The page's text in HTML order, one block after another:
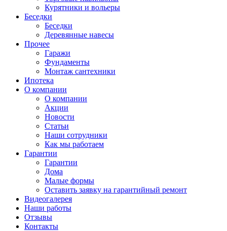
Курятники и вольеры
Беседки
Беседки
Деревянные навесы
Прочее
Гаражи
Фундаменты
Монтаж сантехники
Ипотека
О компании
О компании
Акции
Новости
Статьи
Наши сотрудники
Как мы работаем
Гарантии
Гарантии
Дома
Малые формы
Оставить заявку на гарантийный ремонт
Видеогалерея
Наши работы
Отзывы
Контакты